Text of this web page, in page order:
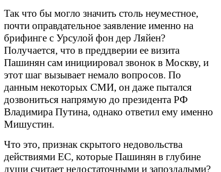
Так что бы могло значить столь неуместное,
почти оправдательное заявление именно на
брифинге с Урсулой фон дер Ляйен?
Получается, что в преддверии ее визита
Пашинян сам инициировал звонок в Москву, и
этот шаг вызывает немало вопросов. По
данным некоторых СМИ, он даже пытался
дозвониться напрямую до президента РФ
Владимира Путина, однако ответил ему именно
Мишустин.
Что это, признак скрытого недовольства
действиями ЕС, которые Пашинян в глубине
души считает недостаточными и запоздалыми?